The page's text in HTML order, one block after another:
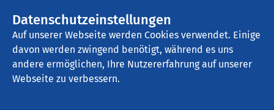
Datenschutzeinstellungen
Auf unserer Webseite werden Cookies verwendet. Einige
davon werden zwingend benötigt, während es uns
andere ermöglichen, Ihre Nutzererfahrung auf unserer
Webseite zu verbessern.